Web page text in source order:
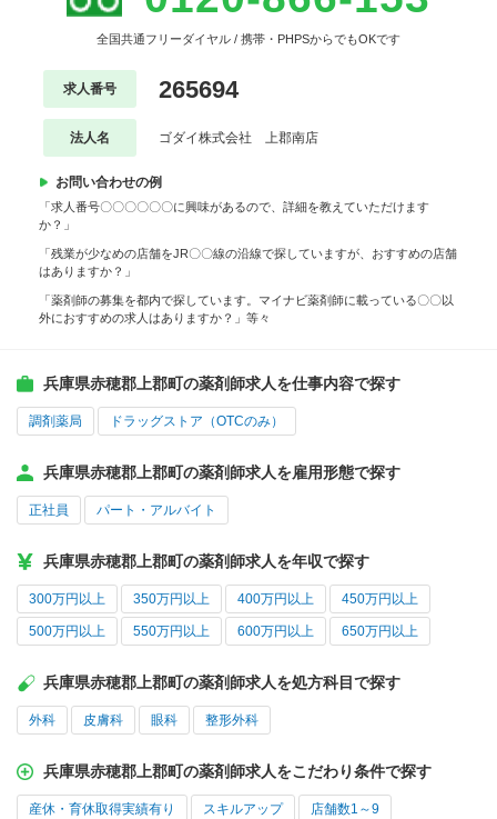
全国共通フリーダイヤル / 携帯・PHPSからでもOKです
求人番号 265694
法人名 ゴダイ株式会社 上郡南店
お問い合わせの例
「求人番号〇〇〇〇〇〇に興味があるので、詳細を教えていただけます
か？」
「残業が少なめの店舗をJR〇〇線の沿線で探していますが、おすすめの店舗
はありますか？」
「薬剤師の募集を都内で探しています。マイナビ薬剤師に載っている〇〇以
外におすすめの求人はありますか？」等々
兵庫県赤穂郡上郡町の薬剤師求人を仕事内容で探す
調剤薬局 ドラッグストア（OTCのみ）
兵庫県赤穂郡上郡町の薬剤師求人を雇用形態で探す
正社員 パート・アルバイト
兵庫県赤穂郡上郡町の薬剤師求人を年収で探す
300万円以上 350万円以上 400万円以上 450万円以上
500万円以上 550万円以上 600万円以上 650万円以上
兵庫県赤穂郡上郡町の薬剤師求人を処方科目で探す
外科 皮膚科 眼科 整形外科
兵庫県赤穂郡上郡町の薬剤師求人をこだわり条件で探す
産休・育休取得実績有り スキルアップ 店舗数1～9